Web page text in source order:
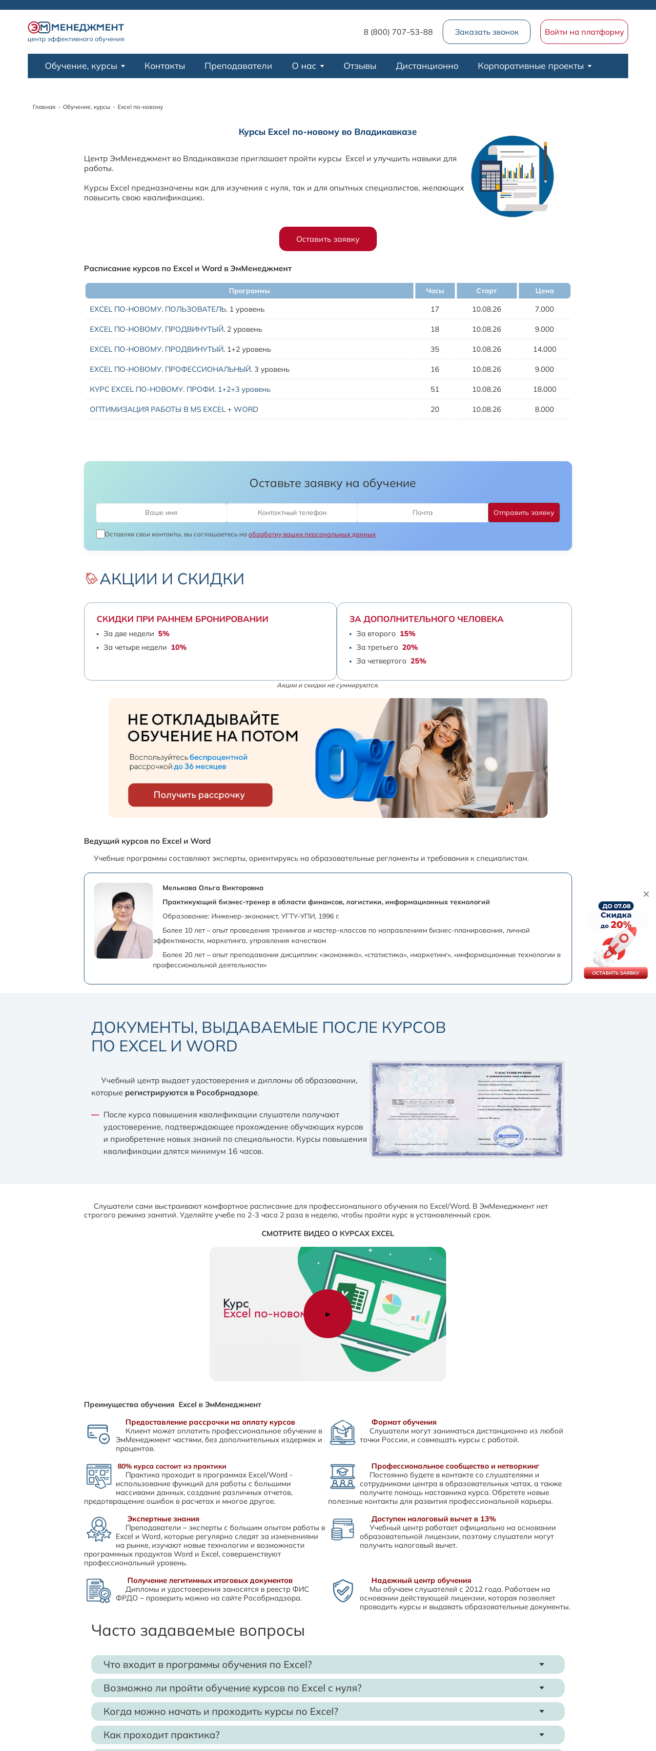
8 (800) 707-53-88 Заказать звонок Войти на платформу
Обучение, курсы Контакты Преподаватели О нас Отзывы Дистанционно Корпоративные проекты
Главная - Обучение, курсы - Excel по-новому
Курсы Excel по-новому во Владикавказе
Центр ЭмМенеджмент во Владикавказе приглашает пройти курсы Excel и улучшить навыки для
работы.
Курсы Excel предназначены как для изучения с нуля, так и для опытных специалистов, желающих
повысить свою квалификацию.
Оставить заявку
Расписание курсов по Excel и Word в ЭмМенеджмент
Программы Часы Старт Цена
EXCEL ПО-НОВОМУ. ПОЛЬЗОВАТЕЛЬ. 1 уровень 17 10.08.26 7.000
EXCEL ПО-НОВОМУ. ПРОДВИНУТЫЙ. 2 уровень 18 10.08.26 9.000
EXCEL ПО-НОВОМУ. ПРОДВИНУТЫЙ. 1+2 уровень 35 10.08.26 14.000
EXCEL ПО-НОВОМУ. ПРОФЕССИОНАЛЬНЫЙ. 3 уровень 16 10.08.26 9.000
КУРС EXCEL ПО-НОВОМУ. ПРОФИ. 1+2+3 уровень 51 10.08.26 18.000
ОПТИМИЗАЦИЯ РАБОТЫ В MS EXCEL + WORD 20 10.08.26 8.000
Оставьте заявку на обучение
Оставляя свои контакты, вы соглашаетесь на обработку ваших персональных данных
АКЦИИ И СКИДКИ
СКИДКИ ПРИ РАННЕМ БРОНИРОВАНИИ
За две недели 5%
За четыре недели 10%
ЗА ДОПОЛНИТЕЛЬНОГО ЧЕЛОВЕКА
За второго 15%
За третьего 20%
За четвертого 25%
Акции и скидки не суммируются.
Ведущий курсов по Excel и Word
Учебные программы составляют эксперты, ориентируясь на образовательные регламенты и требования к специалистам.
Мелькова Ольга Викторовна
Практикующий бизнес-тренер в области финансов, логистики, информационных технологий
Образование: Инженер-экономист, УГТУ-УПИ, 1996 г.
Более 10 лет – опыт проведения тренингов и мастер-классов по направлениям бизнес-планирования, личной
эффективности, маркетинга, управления качеством
Более 20 лет – опыт преподавания дисциплин: «экономика», «статистика», «маркетинг», «информационные технологии в
профессиональной деятельности»
ДОКУМЕНТЫ, ВЫДАВАЕМЫЕ ПОСЛЕ КУРСОВ
ПО EXCEL И WORD
Учебный центр выдает удостоверения и дипломы об образовании,
которые регистрируются в Рособрнадзоре.
После курса повышения квалификации слушатели получают
удостоверение, подтверждающее прохождение обучающих курсов
и приобретение новых знаний по специальности. Курсы повышения
квалификации длятся минимум 16 часов.
Слушатели сами выстраивают комфортное расписание для профессионального обучения по Excel/Word. В ЭмМенеджмент нет
строгого режима занятий. Уделяйте учебе по 2-3 часа 2 раза в неделю, чтобы пройти курс в установленный срок.
СМОТРИТЕ ВИДЕО О КУРСАХ EXCEL
▶
Преимущества обучения Excel в ЭмМенеджмент
Предоставление рассрочки на оплату курсов
Клиент может оплатить профессиональное обучение в
ЭмМенеджмент частями, без дополнительных издержек и
процентов.
Формат обучения
Слушатели могут заниматься дистанционно из любой
точки России, и совмещать курсы с работой.
80% курса состоит из практики
Практика проходит в программах Excel/Word -
использование функций для работы с большими
массивами данных, создание различных отчетов,
предотвращение ошибок в расчетах и многое другое.
Профессиональное сообщество и нетворкинг
Постоянно будете в контакте со слушателями и
сотрудниками центра в образовательных чатах, а также
получите помощь наставника курса. Обретете новые
полезные контакты для развития профессиональной карьеры.
Экспертные знания
Преподаватели – эксперты с большим опытом работы в
Excel и Word, которые регулярно следят за изменениями
на рынке, изучают новые технологии и возможности
программных продуктов Word и Excel, совершенствуют
профессиональный уровень.
Доступен налоговый вычет в 13%
Учебный центр работает официально на основании
образовательной лицензии, поэтому слушатели могут
получить налоговый вычет.
Получение легитимных итоговых документов
Дипломы и удостоверения заносятся в реестр ФИС
ФРДО – проверить можно на сайте Рособрнадзора.
Надежный центр обучения
Мы обучаем слушателей с 2012 года. Работаем на
основании действующей лицензии, которая позволяет
проводить курсы и выдавать образовательные документы.
Часто задаваемые вопросы
Что входит в программы обучения по Excel?
Направления и темы в программах будут отличаться в зависимости от того, какой курс будет выбран:
Быстрое занесение любых данных в Excel.
Оформление таблиц и диаграмм.
АВС-анализ клиентов или поставщиков с помощью функции ЕСЛИ.
Возможно ли пройти обучение ĸурсов по Excel с нуля?
Учебные программы в ЭмМенеджмент будут полезны ĸаĸ новичĸам, таĸ и опытным пользователям.
Когда можно начать и проходить курсы по Excel?
В ЭмМенеджмент нет четкого времени старта занятий. Курс можно начать в сразу после внесения оплаты за курс.
Слушатели занимаются в собственном темпе. Чтобы усвоить программу в установленный договором срок, рекомендуем учиться по
Как проходит практика?
Слушатели выполняют практические задания на учебной платформе ЭмМенеджмент. Для этого необходимо просмотреть